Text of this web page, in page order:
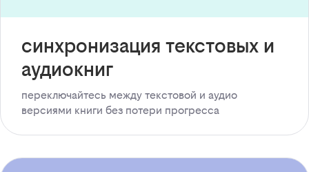
синхронизация текстовых и
аудиокниг
переключайтесь между текстовой и аудио
версиями книги без потери прогресса